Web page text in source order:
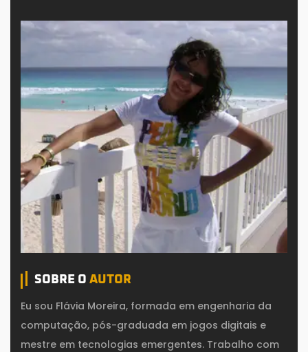
SOBRE O AUTOR
Eu sou Flávia Moreira, formada em engenharia da
computação, pós-graduada em jogos digitais e
mestre em tecnologias emergentes. Trabalho com